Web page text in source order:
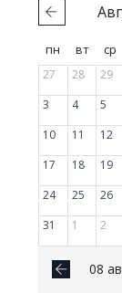
пн вт ср
27
28 29
3
4 5
10
11 12
17
18 19
24
25 26
31
1 2
08